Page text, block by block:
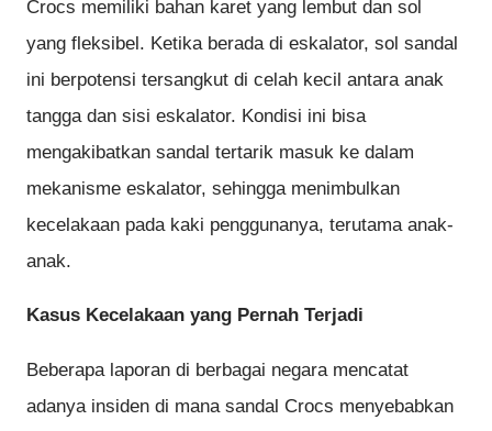
Crocs memiliki bahan karet yang lembut dan sol
yang fleksibel. Ketika berada di eskalator, sol sandal
ini berpotensi tersangkut di celah kecil antara anak
tangga dan sisi eskalator. Kondisi ini bisa
mengakibatkan sandal tertarik masuk ke dalam
mekanisme eskalator, sehingga menimbulkan
kecelakaan pada kaki penggunanya, terutama anak-
anak.
Kasus Kecelakaan yang Pernah Terjadi
Beberapa laporan di berbagai negara mencatat
adanya insiden di mana sandal Crocs menyebabkan